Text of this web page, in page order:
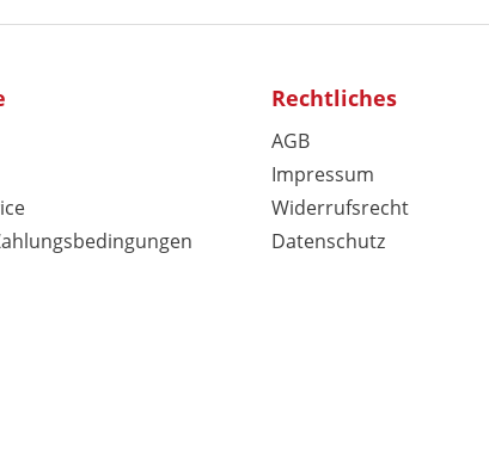
Rechtliches
AGB
Impressum
Widerrufsrecht
Datenschutz